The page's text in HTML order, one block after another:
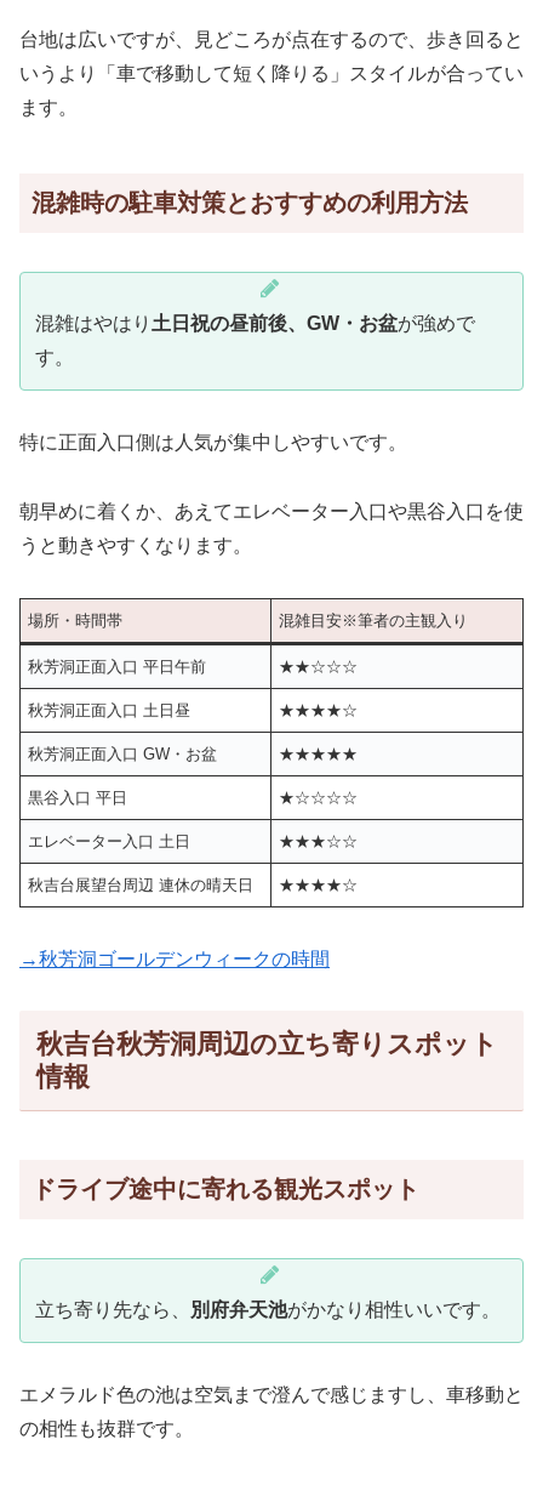
台地は広いですが、見どころが点在するので、歩き回ると
いうより「車で移動して短く降りる」スタイルが合ってい
ます。
混雑時の駐車対策とおすすめの利用方法
混雑はやはり 土日祝の昼前後、GW・お盆が強めで
す。
特に正面入口側は人気が集中しやすいです。
朝早めに着くか、あえてエレベーター入口や黒谷入口を使
うと動きやすくなります。
場所・時間帯 混雑目安※筆者の主観入り
秋芳洞正面入口 平日午前 ★★☆☆☆
秋芳洞正面入口 土日昼 ★★★★☆
秋芳洞正面入口 GW・お盆 ★★★★★
黒谷入口 平日 ★☆☆☆☆
エレベーター入口 土日 ★★★☆☆
秋吉台展望台周辺 連休の晴天日 ★★★★☆
→秋芳洞ゴールデンウィークの時間
秋吉台秋芳洞周辺の立ち寄りスポット
情報
ドライブ途中に寄れる観光スポット
立ち寄り先なら、 別府弁天池がかなり相性いいです。
エメラルド色の池は空気まで澄んで感じますし、車移動と
の相性も抜群です。